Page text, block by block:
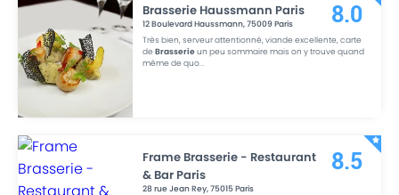
Brasserie Haussmann Paris
12 Boulevard Haussmann,75009 Paris
Très bien, serveur attentionné, viande excellente, carte
deBrasserieun peu sommaire mais on y trouve quand
même de quo...
8.0
Frame Brasserie - Restaurant
& Bar Paris
28 rue Jean Rey,75015Paris
8.5